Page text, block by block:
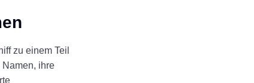
zu einem Teil
ihre